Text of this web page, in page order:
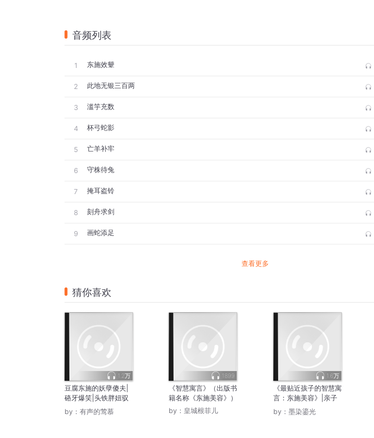
音频列表
1 东施效颦
2 此地无银三百两
3 滥竽充数
4 杯弓蛇影
5 亡羊补牢
6 守株待兔
7 掩耳盗铃
8 刻舟求剑
9 画蛇添足
查看更多
猜你喜欢
1.2万
豆腐东施的妖孽傻夫|
硌牙爆笑|头铁胖妞驭
夫记
by： 有声的莺慕
1899
《智慧寓言》（出版书
籍名称《东施美容》）
by： 皇城根菲儿
1.6万
《最贴近孩子的智慧寓
言：东施美容》|亲子
共读
by： 墨染鎏光